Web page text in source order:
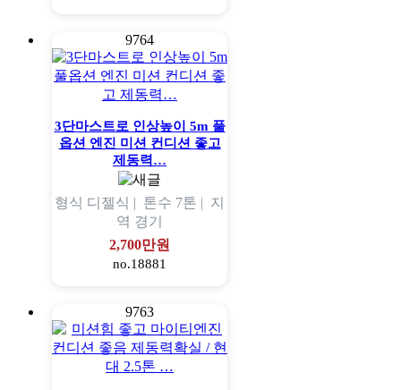
9764
3단마스트로 인상높이 5m 풀
옵션 엔진 미션 컨디션 좋고
제동력…
형식 디젤식 | 톤수 7톤 | 지
역 경기
2,700만원
no.18881
9763